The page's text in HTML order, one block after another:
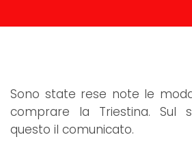
Sono state rese note le
comprare la Triestina. Sul
questo il comunicato.